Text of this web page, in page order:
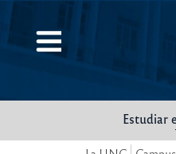
Pasar
contenido
Estudiar